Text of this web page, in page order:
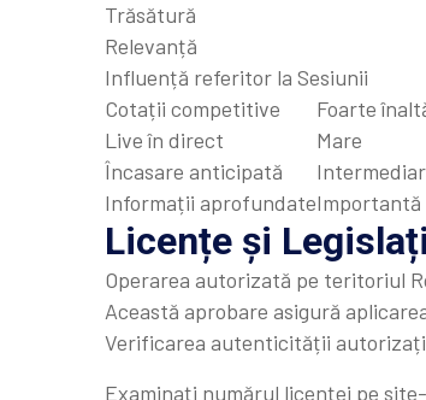
Trăsătură
Relevanță
Influență referitor la Sesiunii
Cotații competitive
Foarte
Live în direct
Mare
Încasare anticipată
Informații aprofundateImportantă
Licențe și
Operarea autorizată pe teritoriul
Această aprobare asigură
Verificarea autenticității
Examinați numărul licenței pe